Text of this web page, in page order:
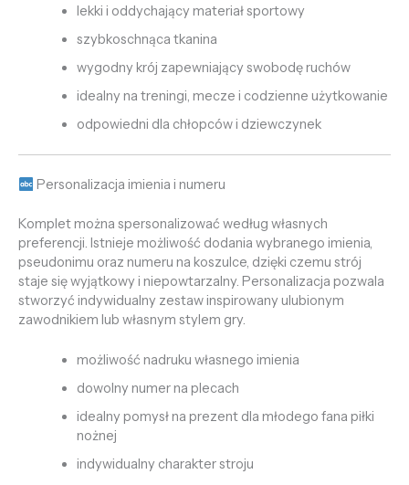
lekki i oddychający materiał sportowy
szybkoschnąca tkanina
wygodny krój zapewniający swobodę ruchów
idealny na treningi, mecze i codzienne użytkowanie
odpowiedni dla chłopców i dziewczynek
Personalizacja imienia i numeru
Komplet można spersonalizować według własnych
preferencji. Istnieje możliwość dodania wybranego imienia,
pseudonimu oraz numeru na koszulce, dzięki czemu strój
staje się wyjątkowy i niepowtarzalny. Personalizacja pozwala
stworzyć indywidualny zestaw inspirowany ulubionym
zawodnikiem lub własnym stylem gry.
możliwość nadruku własnego imienia
dowolny numer na plecach
idealny pomysł na prezent dla młodego fana piłki
nożnej
indywidualny charakter stroju